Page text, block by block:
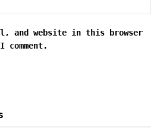
and website in this browser